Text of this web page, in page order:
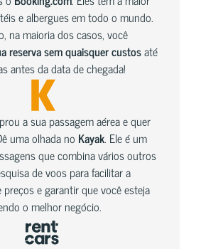
e albergues em todo o mundo.
na maioria dos casos, você
reserva sem quaisquer custosaté
antes da data de chegada!
a sua passagem aérea e quer
uma olhada no Kayak. Ele é um
que combina vários outros
de voos para facilitar a
e garantir que você esteja
o melhor negócio.